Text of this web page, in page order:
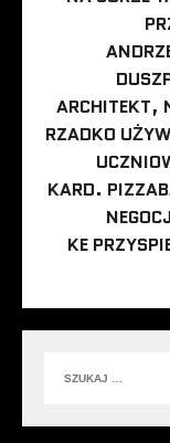
ARCHITEKT,
RZADKO
KARD.
KE